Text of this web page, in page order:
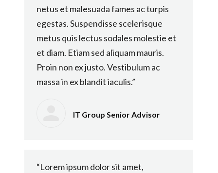
netus et malesuada fames ac turpis
egestas. Suspendisse scelerisque
metus quis lectus sodales molestie et
et diam. Etiam sed aliquam mauris.
Proin non ex justo. Vestibulum ac
massa in ex blandit iaculis.”
IT Group Senior Advisor
“Lorem ipsum dolor sit amet,